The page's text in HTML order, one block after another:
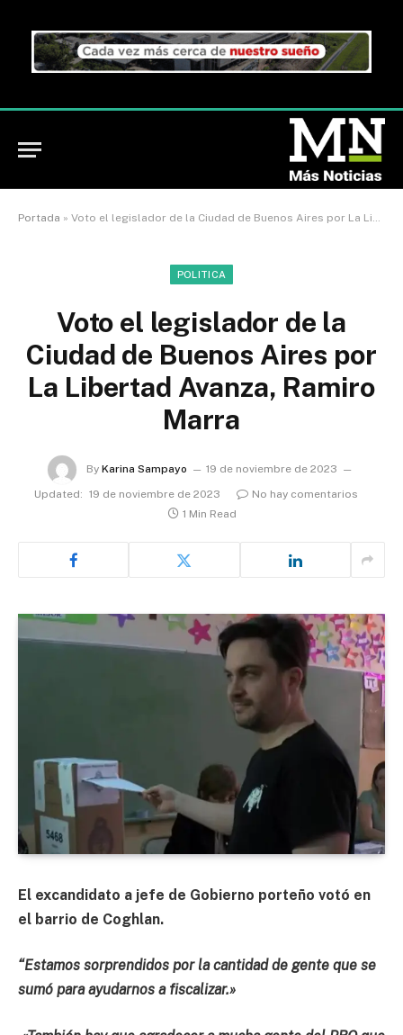
Portada » Voto el legislador de la Ciudad de Buenos Aires por La Libertad Avanza, Ramiro Marra
POLITICA
Voto el legislador de la
Ciudad de Buenos Aires por
La Libertad Avanza, Ramiro
Marra
By Karina Sampayo
19 de noviembre de 2023
Updated: 19 de noviembre de 2023
No hay comentarios
1 Min Read
El excandidato a jefe de Gobierno porteño votó en
el barrio de Coghlan.
“Estamos sorprendidos por la cantidad de gente que se
sumó para ayudarnos a fiscalizar.»